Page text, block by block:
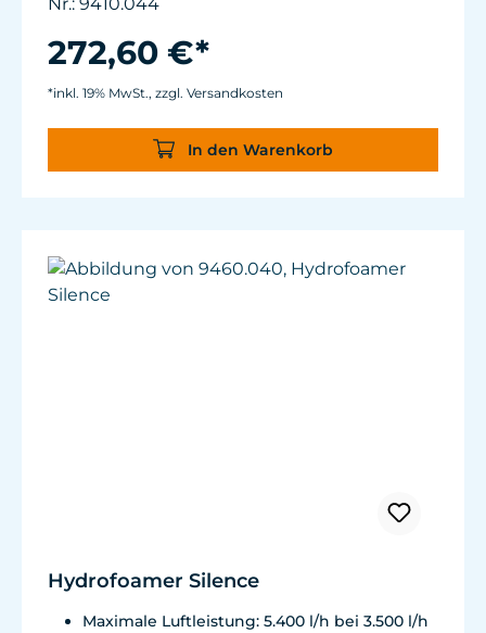
Schalldämpfer
Netzteil: 100-240V / 50-60Hz Kabellänge: 3 m
bis zum Turbelle® Controller
272,60 €*
*inkl. 19% MwSt., zzgl. Versandkosten
In den Warenkorb
Hydrofoamer Silence
Maximale Luftleistung: 5.400 l/h bei 3.500 l/h